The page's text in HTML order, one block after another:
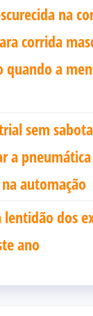
na
corrida
quando a
sem
a
automação
dos
ano